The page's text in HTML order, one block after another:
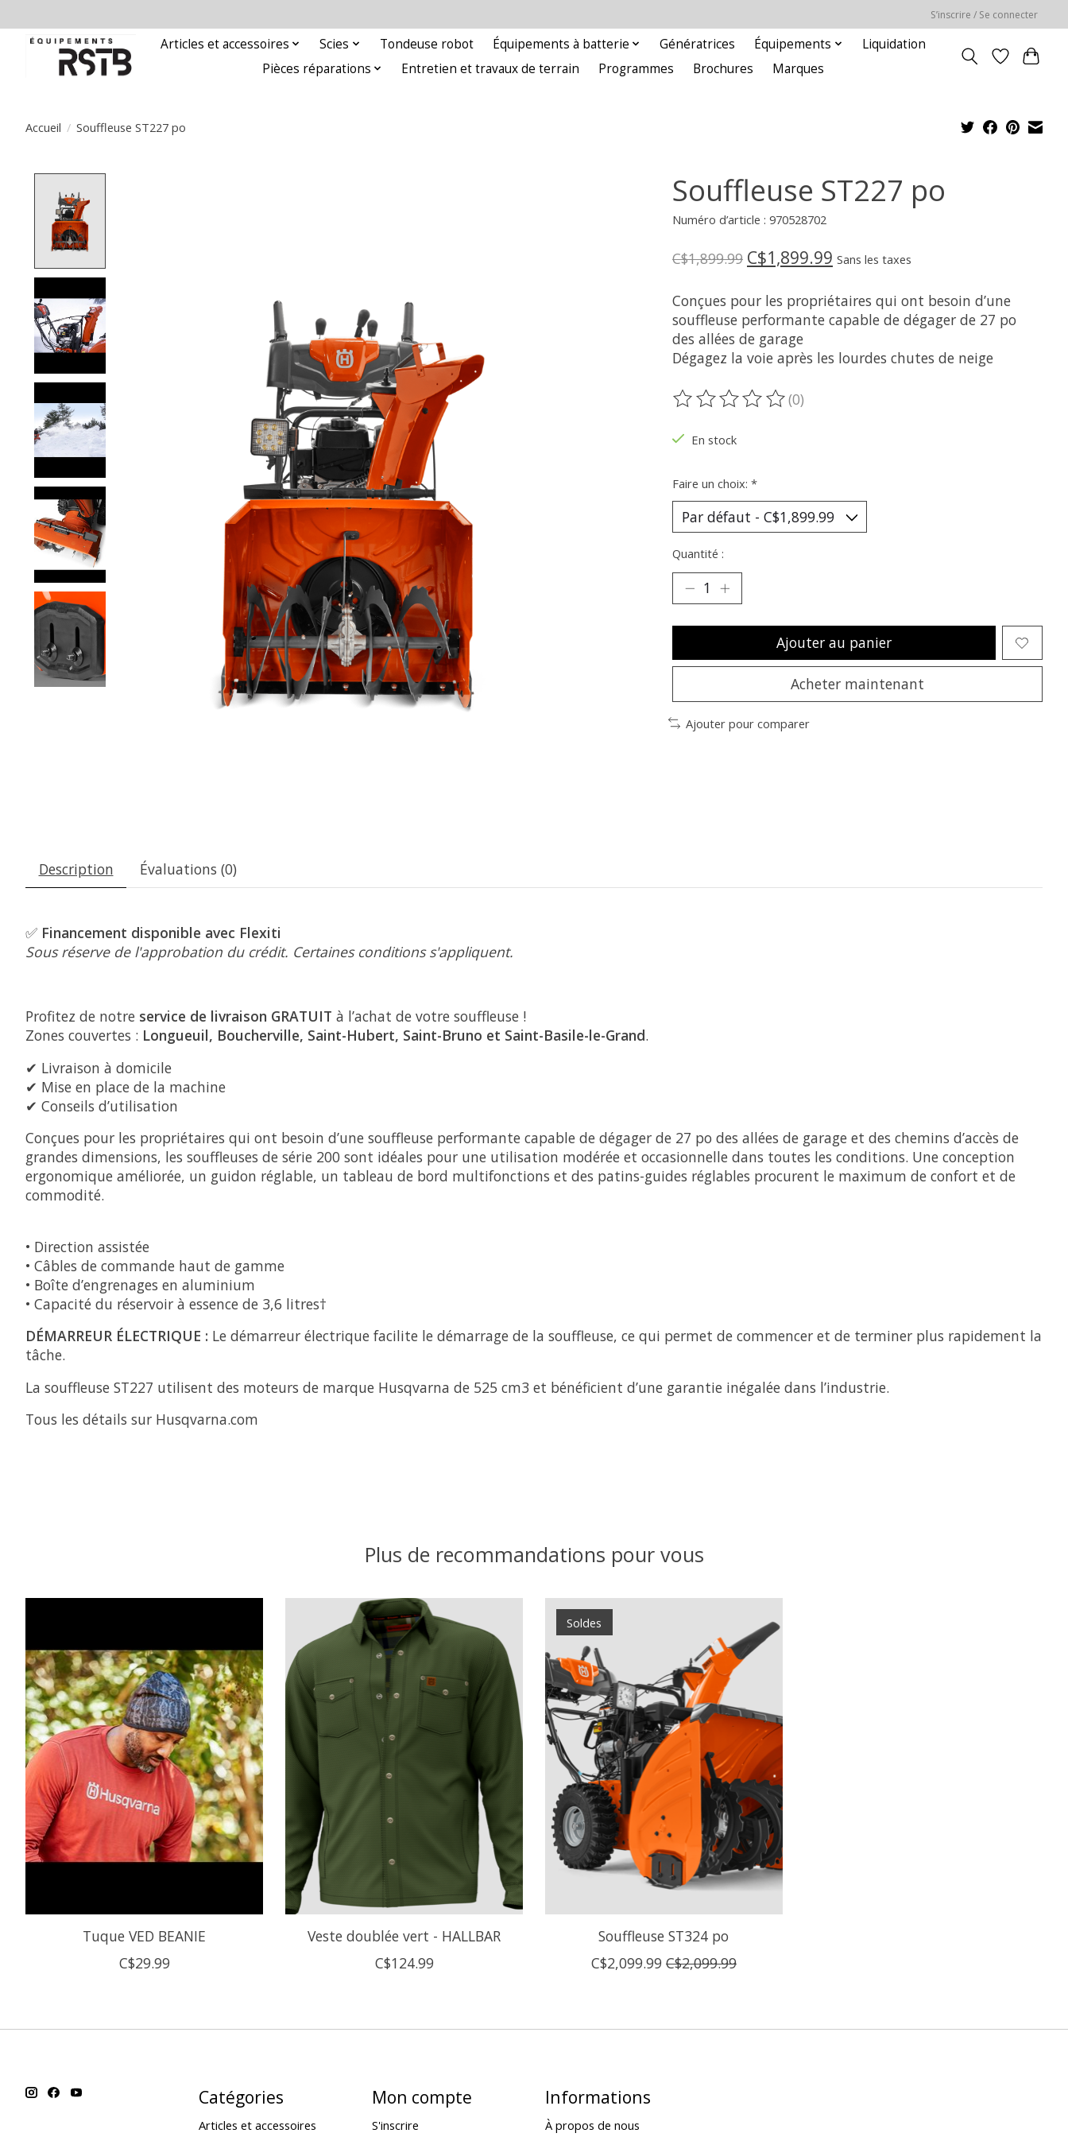
S’inscrire / Se connecter
Articles et accessoires Scies Tondeuse robot Équipements à batterie Génératrices Équipements
Liquidation
Pièces réparations
Entretien et travaux de terrain Programmes Brochures Marques
Accueil / Souffleuse ST227 po
Souffleuse ST227 po
Numéro d’article : 970528702
C$1,899.99 C$1,899.99 Sans les taxes
Conçues pour les propriétaires qui ont besoin d’une
souffleuse performante capable de dégager de 27 po
des allées de garage
Dégagez la voie après les lourdes chutes de neige
Ce produit est évalué à
(0)
En stock
Faire un choix: *
Quantité :
Ajouter au panier
Acheter maintenant
Ajouter pour comparer
Description Évaluations (0)
✅ Financement disponible avec Flexiti
Sous réserve de l'approbation du crédit. Certaines conditions s'appliquent.
Profitez de notre service de livraison GRATUIT à l’achat de votre souffleuse !
Zones couvertes : Longueuil, Boucherville, Saint-Hubert, Saint-Bruno et Saint-Basile-le-Grand.
✔ Livraison à domicile
✔ Mise en place de la machine
✔ Conseils d’utilisation
Conçues pour les propriétaires qui ont besoin d’une souffleuse performante capable de dégager de 27 po des allées de garage et des chemins d’accès de
grandes dimensions, les souffleuses de série 200 sont idéales pour une utilisation modérée et occasionnelle dans toutes les conditions. Une conception
ergonomique améliorée, un guidon réglable, un tableau de bord multifonctions et des patins-guides réglables procurent le maximum de confort et de
commodité.
• Direction assistée
• Câbles de commande haut de gamme
• Boîte d’engrenages en aluminium
• Capacité du réservoir à essence de 3,6 litres†
DÉMARREUR ÉLECTRIQUE : Le démarreur électrique facilite le démarrage de la souffleuse, ce qui permet de commencer et de terminer plus rapidement la
tâche.
La souffleuse ST227 utilisent des moteurs de marque Husqvarna de 525 cm3 et bénéficient d’une garantie inégalée dans l’industrie.
Tous les détails sur Husqvarna.com
Plus de recommandations pour vous
Tuque VED BEANIE
C$29.99
Veste doublée vert - HALLBAR
C$124.99
Soldes
Souffleuse ST324 po
C$2,099.99 C$2,099.99
Catégories
Articles et accessoires
Mon compte
S'inscrire
Informations
À propos de nous